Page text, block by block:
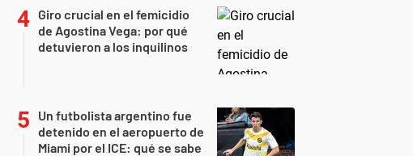
Giro crucial en el femicidio
de Agostina Vega: por qué
detuvieron a los inquilinos
Un futbolista argentino fue
detenido en el aeropuerto de
Miami por el ICE: qué se sabe